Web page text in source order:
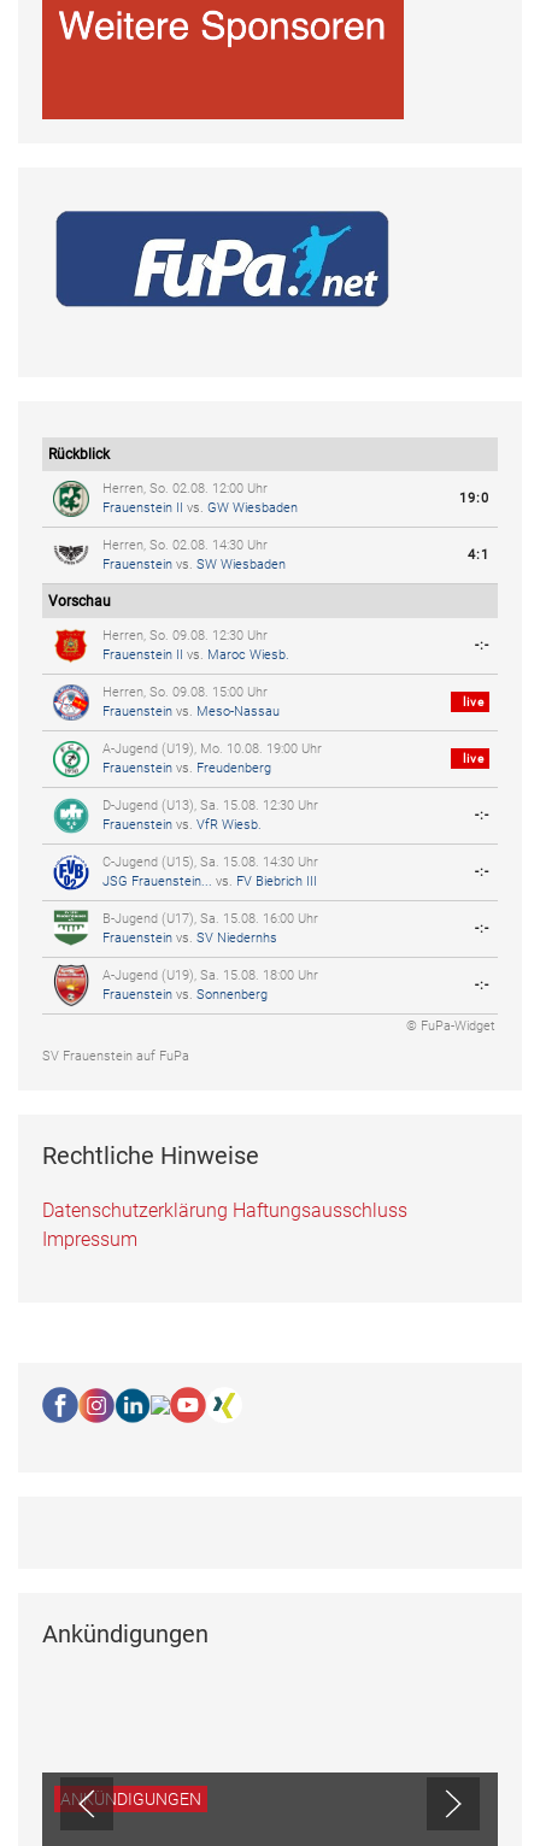
Rückblick
Herren, So. 02.08. 12:00 Uhr
Frauenstein II vs. GW Wiesbaden
19:0
Herren, So. 02.08. 14:30 Uhr
Frauenstein vs. SW Wiesbaden
4:1
Vorschau
Herren, So. 09.08. 12:30 Uhr
Frauenstein II vs. Maroc Wiesb.
-:-
Herren, So. 09.08. 15:00 Uhr
Frauenstein vs. Meso-Nassau
live
A-Jugend (U19), Mo. 10.08. 19:00 Uhr
Frauenstein vs. Freudenberg
live
D-Jugend (U13), Sa. 15.08. 12:30 Uhr
Frauenstein vs. VfR Wiesb.
-:-
C-Jugend (U15), Sa. 15.08. 14:30 Uhr
JSG Frauenstein... vs. FV Biebrich III
-:-
B-Jugend (U17), Sa. 15.08. 16:00 Uhr
Frauenstein vs. SV Niedernhs
-:-
A-Jugend (U19), Sa. 15.08. 18:00 Uhr
Frauenstein vs. Sonnenberg
-:-
© FuPa-Widget
SV Frauenstein auf FuPa
Rechtliche Hinweise
Datenschutzerklärung Haftungsausschluss
Impressum
Ankündigungen
ANKÜNDIGUNGEN